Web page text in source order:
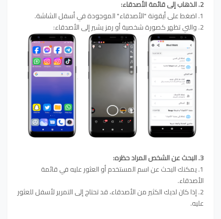
2. الذهاب إلى قائمة الأصدقاء:
1. اضغط على أيقونة "الأصدقاء" الموجودة في أسفل الشاشة.
2. والتي تظهر كصورة شخصية أو رمز يشير إلى الأصدقاء:
3. البحث عن الشخص المراد حظره:
1. يمكنك البحث عن اسم المستخدم أو العثور عليه في قائمة
الأصدقاء.
2. إذا كان لديك الكثير من الأصدقاء، قد تحتاج إلى التمرير لأسفل للعثور
عليه.